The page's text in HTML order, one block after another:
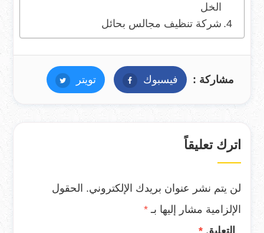
الخل
شركة تنظيف مجالس بحائل
مشاركة : فيسبوك فيسبوكتويتر تويتر
اترك تعليقاً
لن يتم نشر عنوان بريدك الإلكتروني. الحقول
الإلزامية مشار إليها بـ *
التعليق *